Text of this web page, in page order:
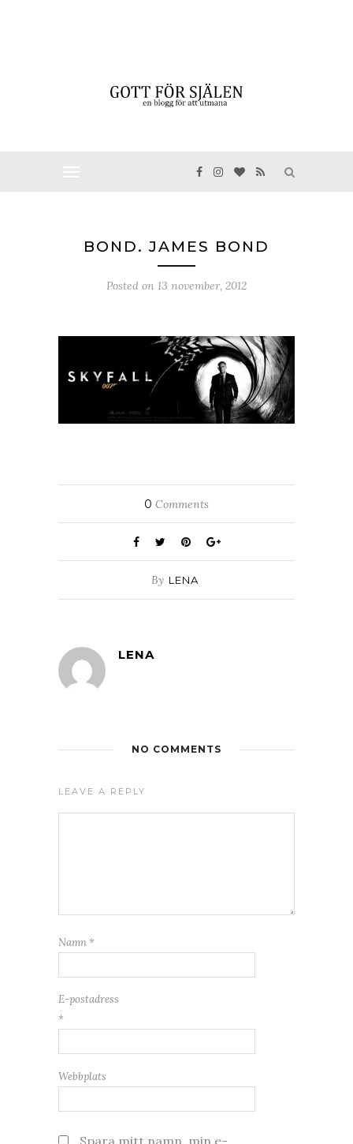
BOND. JAMES BOND
Posted on 13 november, 2012
0 Comments
By LENA
LENA
NO COMMENTS
LEAVE A REPLY
Namn *
E-postadress
*
Webbplats
Spara mitt namn, min e-